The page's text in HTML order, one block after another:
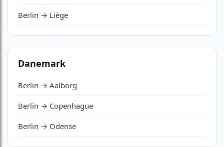
Berlin → Liège
Danemark
Berlin → Aalborg
Berlin → Copenhague
Berlin → Odense